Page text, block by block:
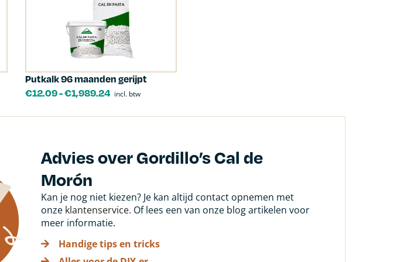
Putkalk 96 maanden gerijpt
€12.09-€1,989.24 incl. btw
Advies over Gordillo’s Cal de
Morón
Kan je nog niet kiezen? Je kan altijd contact opnemen met
onze klantenservice. Of lees een van onze blog artikelen voor
meer informatie.
Handige tips en tricks